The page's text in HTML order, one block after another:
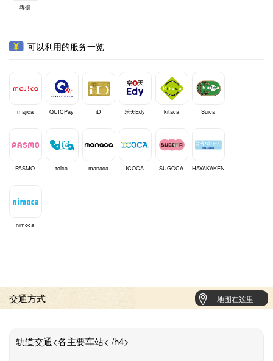
香烟
可以利用的服务一览
majica QUICPay iD 乐天Edy kitaca Suica
PASMO toica manaca ICOCA SUGOCA HAYAKAKEN
nimoca
交通方式 地图在这里
轨道交通<各主要车站< /h4>